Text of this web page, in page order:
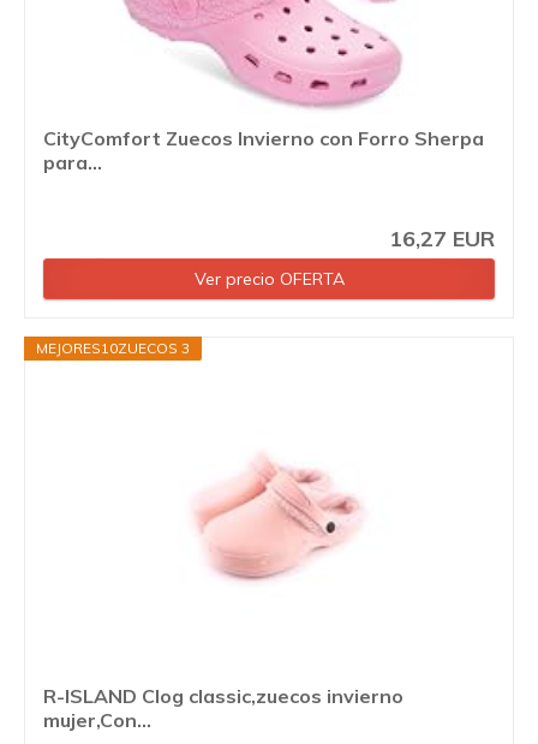
CityComfort Zuecos Invierno con Forro Sherpa
para...
16,27 EUR
Ver precio OFERTA
MEJORES10ZUECOS 3
R-ISLAND Clog classic,zuecos invierno
mujer,Con...